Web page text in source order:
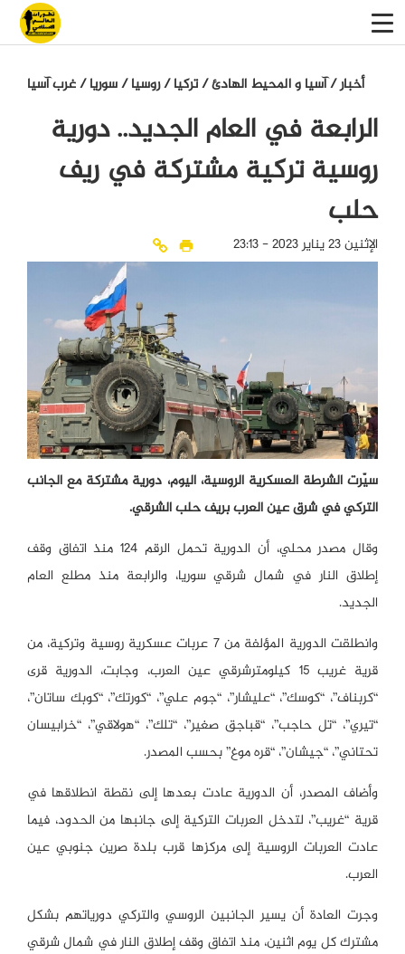
أخبار/آسيا و المحيط الهادئ/تركيا/روسيا/سوريا/غرب آسيا
الرابعة في العام الجديد.. دورية
روسية تركية مشتركة في ريف
حلب
الإثنين 23 يناير 2023 - 23:13
سيّرت الشرطة العسكرية الروسية، اليوم، دورية مشتركة مع الجانب
التركي في شرق عين العرب بريف حلب الشرقي.
وقال مصدر محلي، أن الدورية تحمل الرقم 124 منذ اتفاق وقف
إطلاق النار في شمال شرقي سوريا، والرابعة منذ مطلع العام
الجديد.
وانطلقت الدورية المؤلفة من 7 عربات عسكرية روسية وتركية، من
قرية غريب 15 كيلومترشرقي عين العرب، وجابت، الدورية قرى
“كربناف”، “كوسك”، “عليشار”، “جوم علي”، “كورتك”، “كوبك ساتان”،
“تيري”، “تل حاجب”، “قباجق صغير”، “تلك”، “هولاقي”، “خرابيسان
تحتاني”، “جيشان”، “قره موغ” بحسب المصدر.
وأضاف المصدر، أن الدورية عادت بعدها إلى نقطة انطلاقها في
قرية “غريب”، لتدخل العربات التركية إلى جانبها من الحدود، فيما
عادت العربات الروسية إلى مركزها قرب بلدة صرين جنوبي عين
العرب.
وجرت العادة أن يسير الجانبين الروسي والتركي دورياتهم بشكل
مشترك كل يوم اثنين، منذ اتفاق وقف إطلاق النار في شمال شرقي